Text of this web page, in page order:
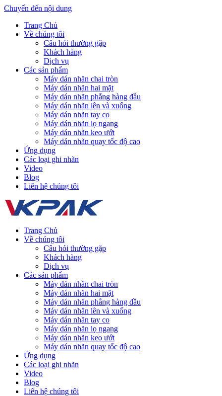
Chuyển đến nội dung
Trang Chủ
Về chúng tôi
Câu hỏi thường gặp
Khách hàng
Dịch vụ
Các sản phẩm
Máy dán nhãn chai tròn
Máy dán nhãn hai mặt
Máy dán nhãn phẳng hàng đầu
Máy dán nhãn lên và xuống
Máy dán nhãn tay co
Máy dán nhãn lọ ngang
Máy dán nhãn keo ướt
Máy dán nhãn quay tốc độ cao
Ứng dụng
Các loại ghi nhãn
Video
Blog
Liên hệ chúng tôi
Trang Chủ
Về chúng tôi
Câu hỏi thường gặp
Khách hàng
Dịch vụ
Các sản phẩm
Máy dán nhãn chai tròn
Máy dán nhãn hai mặt
Máy dán nhãn phẳng hàng đầu
Máy dán nhãn lên và xuống
Máy dán nhãn tay co
Máy dán nhãn lọ ngang
Máy dán nhãn keo ướt
Máy dán nhãn quay tốc độ cao
Ứng dụng
Các loại ghi nhãn
Video
Blog
Liên hệ chúng tôi